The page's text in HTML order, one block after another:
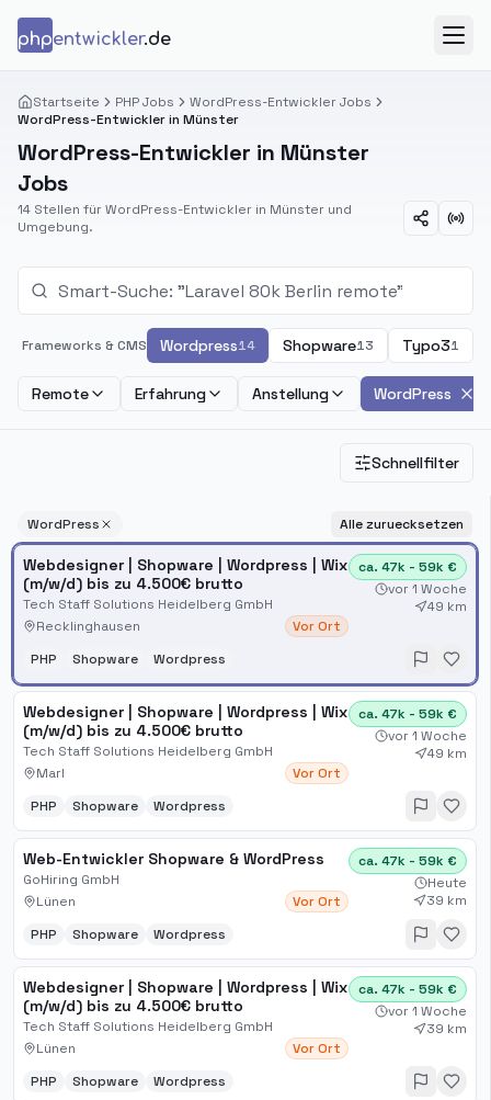
phpentwickler.de
Startseite PHP Jobs
WordPress-Entwickler Jobs
WordPress-Entwickler in Münster
WordPress-Entwickler in Münster
Jobs
14 Stellen für WordPress-Entwickler in Münster und
Umgebung.
Frameworks & CMS Wordpress14 Shopware13 Typo31
Remote Erfahrung Anstellung WordPress
Schnellfilter
WordPress Alle zuruecksetzen
Webdesigner | Shopware | Wordpress | Wix
(m/w/d) bis zu 4.500€ brutto
Tech Staff Solutions Heidelberg GmbH
Recklinghausen
Vor Ort
ca. 47k - 59k €
vor 1 Woche
49 km
PHP Shopware Wordpress
Webdesigner | Shopware | Wordpress | Wix
(m/w/d) bis zu 4.500€ brutto
Tech Staff Solutions Heidelberg GmbH
Marl
Vor Ort
ca. 47k - 59k €
vor 1 Woche
49 km
PHP Shopware Wordpress
Web-Entwickler Shopware & WordPress
GoHiring GmbH
Lünen
Vor Ort
ca. 47k - 59k €
Heute
39 km
PHP
Shopware Wordpress
Webdesigner | Shopware | Wordpress | Wix
(m/w/d) bis zu 4.500€ brutto
Tech Staff Solutions Heidelberg GmbH
Lünen
Vor Ort
ca. 47k - 59k €
vor 1 Woche
39 km
PHP Shopware Wordpress